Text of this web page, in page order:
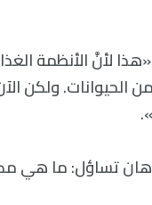
لأنَّ الأنظمة
ولكن
تساؤل: ما هي